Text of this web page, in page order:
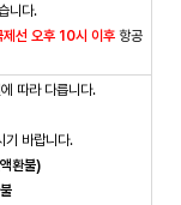
니다.
선 오후 10시 이후 항공
따라 다릅니다.
기 바랍니다.
환불)